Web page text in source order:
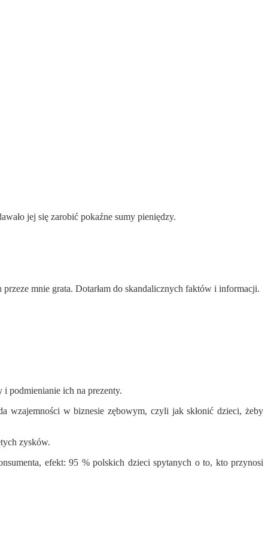
jej się zarobić pokaźne sumy pieniędzy.
mnie grata. Dotarłam do skandalicznych faktów i informacji.
i podmienianie ich na prezenty.
wzajemności w biznesie zębowym, czyli jak skłonić dzieci, żeby
zysków.
efekt: 95 % polskich dzieci spytanych o to, kto przynosi